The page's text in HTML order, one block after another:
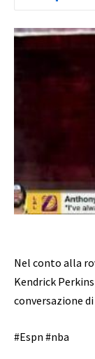
Nel conto alla
Kendrick
conversazione
#Espn #nba